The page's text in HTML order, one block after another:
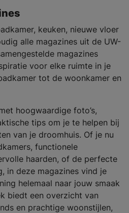
keuken, nieuwe vloer
alle magazines uit de UW-
magazines
voor elke ruimte in je
tot de woonkamer en
hoogwaardige foto’s,
tips om je te helpen bij
van je droomhuis. Of je nu
functionele
haarden, of de perfecte
in deze magazines vind je
helemaal naar jouw smaak
biedt een overzicht van
en prachtige woonstijlen,